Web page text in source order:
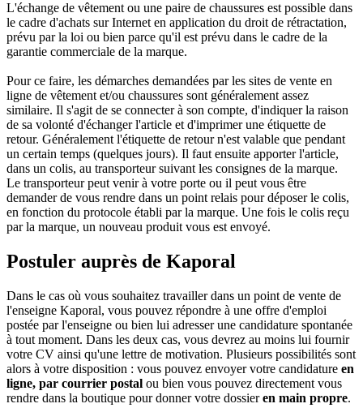
L'échange de vêtement ou une paire de chaussures est possible dans
le cadre d'achats sur Internet en application du droit de rétractation,
prévu par la loi ou bien parce qu'il est prévu dans le cadre de la
garantie commerciale de la marque.
Pour ce faire, les démarches demandées par les sites de vente en
ligne de vêtement et/ou chaussures sont généralement assez
similaire. Il s'agit de se connecter à son compte, d'indiquer la raison
de sa volonté d'échanger l'article et d'imprimer une étiquette de
retour. Généralement l'étiquette de retour n'est valable que pendant
un certain temps (quelques jours). Il faut ensuite apporter l'article,
dans un colis, au transporteur suivant les consignes de la marque.
Le transporteur peut venir à votre porte ou il peut vous être
demander de vous rendre dans un point relais pour déposer le colis,
en fonction du protocole établi par la marque. Une fois le colis reçu
par la marque, un nouveau produit vous est envoyé.
Postuler auprès de Kaporal
Dans le cas où vous souhaitez travailler dans un point de vente de
l'enseigne Kaporal, vous pouvez répondre à une offre d'emploi
postée par l'enseigne ou bien lui adresser une candidature spontanée
à tout moment. Dans les deux cas, vous devrez au moins lui fournir
votre CV ainsi qu'une lettre de motivation. Plusieurs possibilités sont
alors à votre disposition : vous pouvez envoyer votre candidature en
ligne, par courrier postal ou bien vous pouvez directement vous
rendre dans la boutique pour donner votre dossieren main propre.